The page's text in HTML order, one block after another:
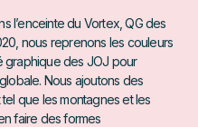
l’enceinte du Vortex, QG des
nous reprenons les couleurs
graphique des JOJ pour
Nous ajoutons des
que les montagnes et les
faire des formes